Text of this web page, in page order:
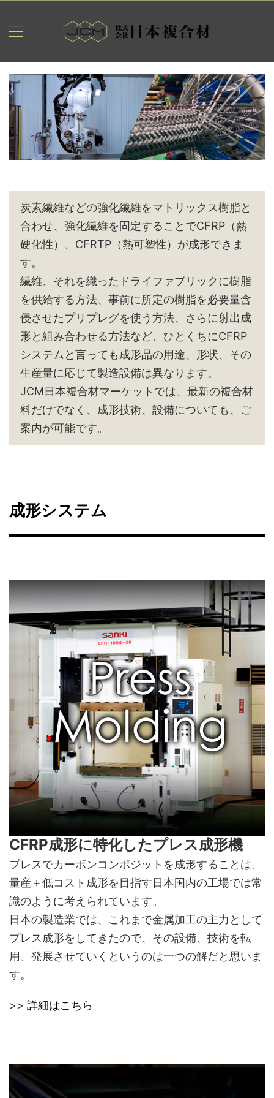
炭素繊維などの強化繊維をマトリックス樹脂と
合わせ、強化繊維を固定することでCFRP（熱
硬化性）、CFRTP（熱可塑性）が成形できま
す。
繊維、それを織ったドライファブリックに樹脂
を供給する方法、事前に所定の樹脂を必要量含
侵させたプリプレグを使う方法、さらに射出成
形と組み合わせる方法など、ひとくちにCFRP
システムと言っても成形品の用途、形状、その
生産量に応じて製造設備は異なります。
JCM日本複合材マーケットでは、最新の複合材
料だけでなく、成形技術、設備についても、ご
案内が可能です。
成形システム
CFRP成形に特化したプレス成形機
プレスでカーボンコンポジットを成形することは、
量産＋低コスト成形を目指す日本国内の工場では常
識のように考えられています。
日本の製造業では、これまで金属加工の主力として
プレス成形をしてきたので、その設備、技術を転
用、発展させていくというのは一つの解だと思いま
す。
>> 詳細はこちら